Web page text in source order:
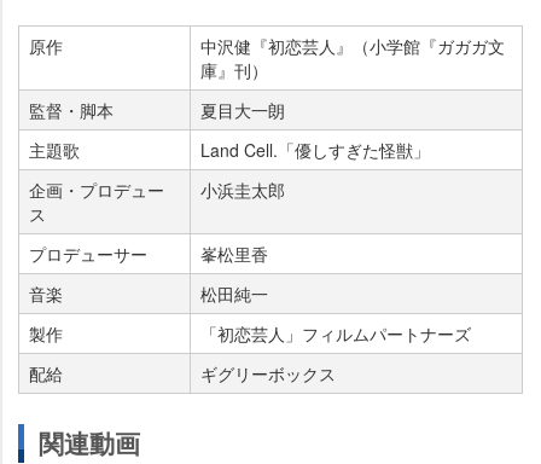
原作
中沢健『初恋芸人』（小学館『ガガガ文
庫』刊）
監督・脚本
夏目大一朗
主題歌
Land Cell.「優しすぎた怪獣」
企画・プロデュー
ス
小浜圭太郎
プロデューサー
峯松里香
音楽
松田純一
製作
「初恋芸人」フィルムパートナーズ
配給
ギグリーボックス
関連動画